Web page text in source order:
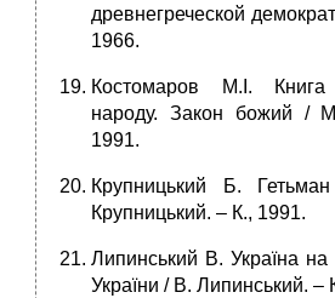
древнегреческой
1966.
Костомаров М.І. Книга
народу. Закон божий /
1991.
Крупницький Б.
Крупницький. – К., 1991.
Липинський В. Україна на
України / В. Липинський. –